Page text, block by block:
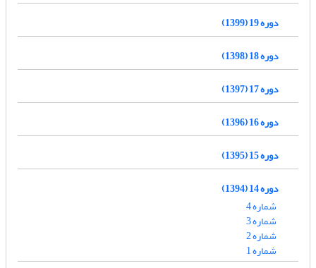
دوره 19 (1399)
دوره 18 (1398)
دوره 17 (1397)
دوره 16 (1396)
دوره 15 (1395)
دوره 14 (1394)
شماره 4
شماره 3
شماره 2
شماره 1